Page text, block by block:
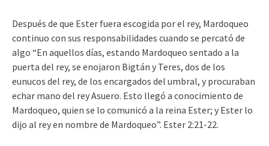
Después de que Ester fuera escogida por el rey, Mardoqueo
continuo con sus responsabilidades cuando se percató de
algo “En aquellos días, estando Mardoqueo sentado a la
puerta del rey, se enojaron Bigtán y Teres, dos de los
eunucos del rey, de los encargados del umbral, y procuraban
echar mano del rey Asuero. Esto llegó a conocimiento de
Mardoqueo, quien se lo comunicó a la reina Ester; y Ester lo
dijo al rey en nombre de Mardoqueo”. Ester 2:21-22.